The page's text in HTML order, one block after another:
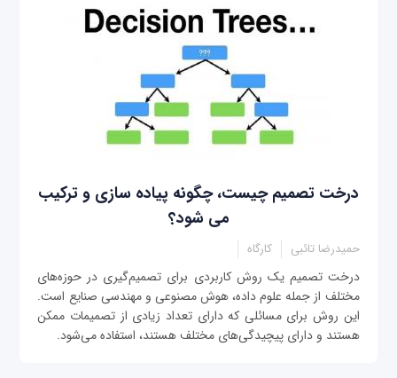
درخت تصمیم چیست، چگونه پیاده ‌سازی و ترکیب
می شود‌؟
حمیدرضا تائبی کارگاه
درخت تصمیم یک روش کاربردی برای تصمیم‌گیری در حوزه‌های
مختلف از جمله علوم داده، هوش مصنوعی و مهندسی صنایع است.
این روش برای مسائلی که دارای تعداد زیادی از تصمیمات ممکن
هستند و دارای پیچیدگی‌های مختلف هستند، استفاده می‌شود.